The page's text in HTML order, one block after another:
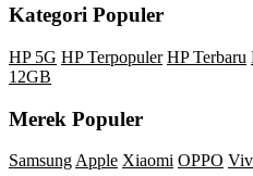
Kategori Populer
HP 5G HP Terpopuler HP Terbaru
12GB
Merek Populer
Samsung Apple Xiaomi OPPO